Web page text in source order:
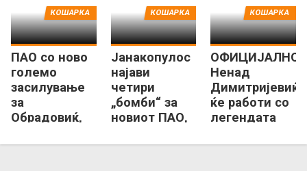
ПАО со ново
големо
засилување
за
Обрадовиќ,
од НБА
КОШАРКА
Јанакопулос
најави
четири
„бомби“ за
новиот ПАО,
уште денес!
КОШАРКА
ОФИЦИЈАЛНО:
Ненад
Димитријевиќ
ќе работи со
легендата
КОШАРКА